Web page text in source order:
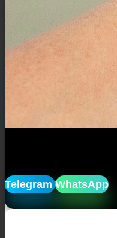
Telegram WhatsApp